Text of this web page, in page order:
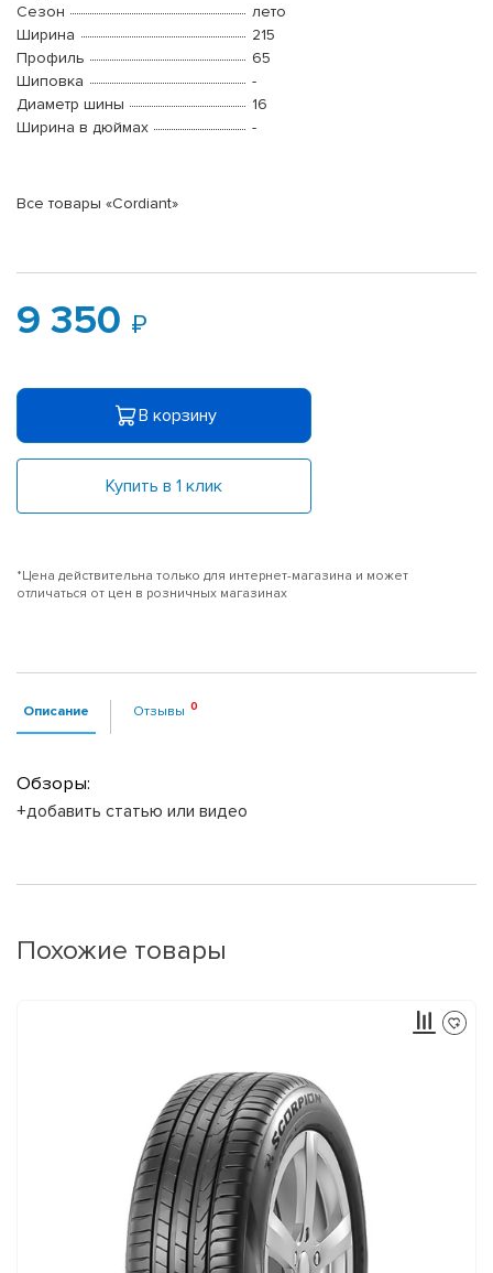
Сезон
лето
Ширина
215
Профиль
65
Шиповка
-
Диаметр шины
16
Ширина в дюймах
-
Все товары «Cordiant»
9 350
В корзину
Купить в 1 клик
*Цена действительна только для интернет-магазина и может
отличаться от цен в розничных магазинах
Описание Отзывы
Обзоры:
+добавить статью или видео
Похожие товары